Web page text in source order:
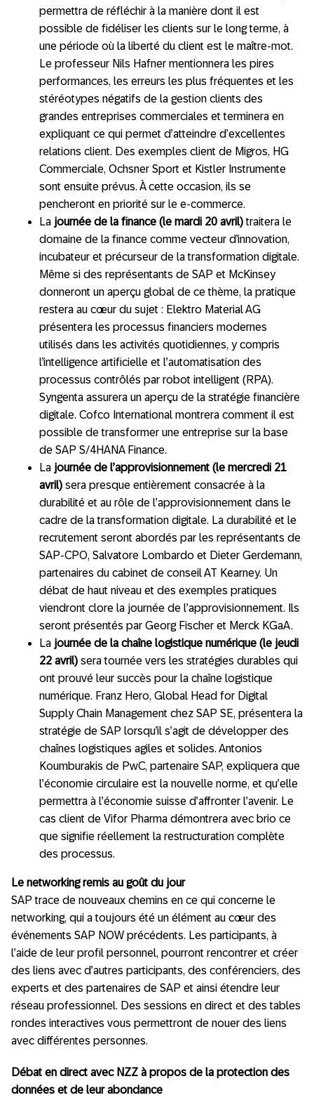
permettra de réfléchir à la manière dont il est
possible de fidéliser les clients sur le long terme, à
une période où la liberté du client est le maître-mot.
Le professeur Nils Hafner mentionnera les pires
performances, les erreurs les plus fréquentes et les
stéréotypes négatifs de la gestion clients des
grandes entreprises commerciales et terminera en
expliquant ce qui permet d’atteindre d’excellentes
relations client. Des exemples client de Migros, HG
Commerciale, Ochsner Sport et Kistler Instrumente
sont ensuite prévus. À cette occasion, ils se
pencheront en priorité sur le e-commerce.
La journée de la finance (le mardi 20 avril)traitera le
domaine de la finance comme vecteur d’innovation,
incubateur et précurseur de la transformation digitale.
Même si des représentants de SAP et McKinsey
donneront un aperçu global de ce thème, la pratique
restera au cœur du sujet : Elektro Material AG
présentera les processus financiers modernes
utilisés dans les activités quotidiennes, y compris
l’intelligence artificielle et l’automatisation des
processus contrôlés par robot intelligent (RPA).
Syngenta assurera un aperçu de la stratégie financière
digitale. Cofco International montrera comment il est
possible de transformer une entreprise sur la base
de SAP S/4HANA Finance.
La journée de l’approvisionnement (le mercredi 21
avril) sera presque entièrement consacrée à la
durabilité et au rôle de l’approvisionnement dans le
cadre de la transformation digitale. La durabilité et le
recrutement seront abordés par les représentants de
SAP-CPO, Salvatore Lombardo et Dieter Gerdemann,
partenaires du cabinet de conseil AT Kearney. Un
débat de haut niveau et des exemples pratiques
viendront clore la journée de l’approvisionnement. Ils
seront présentés par Georg Fischer et Merck KGaA.
La journée de la chaîne logistique numérique (le jeudi
22 avril) sera tournée vers les stratégies durables qui
ont prouvé leur succès pour la chaîne logistique
numérique. Franz Hero, Global Head for Digital
Supply Chain Management chez SAP SE, présentera la
stratégie de SAP lorsqu’il s’agit de développer des
chaînes logistiques agiles et solides. Antonios
Koumburakis de PwC, partenaire SAP, expliquera que
l’économie circulaire est la nouvelle norme, et qu’elle
permettra à l’économie suisse d’affronter l’avenir. Le
cas client de Vifor Pharma démontrera avec brio ce
que signifie réellement la restructuration complète
des processus.
Le networking remis au goût du jour
SAP trace de nouveaux chemins en ce qui concerne le
networking, qui a toujours été un élément au cœur des
événements SAP NOW précédents. Les participants, à
l’aide de leur profil personnel, pourront rencontrer et créer
des liens avec d’autres participants, des conférenciers, des
experts et des partenaires de SAP et ainsi étendre leur
réseau professionnel. Des sessions en direct et des tables
rondes interactives vous permettront de nouer des liens
avec différentes personnes.
Débat en direct avec NZZ à propos de la protection des
données et de leur abondance